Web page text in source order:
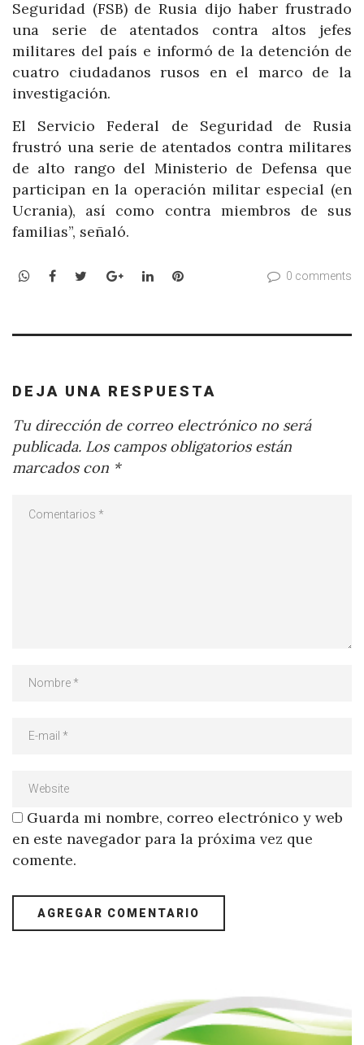
Seguridad (FSB) de Rusia dijo haber frustrado
una serie de atentados contra altos jefes
militares del país e informó de la detención de
cuatro ciudadanos rusos en el marco de la
investigación.
El Servicio Federal de Seguridad de Rusia
frustró una serie de atentados contra militares
de alto rango del Ministerio de Defensa que
participan en la operación militar especial (en
Ucrania), así como contra miembros de sus
familias”, señaló.
WhatsApp
Facebook
TwitterGoogle+LinkedInPinterest 0 comments
DEJA UNA RESPUESTA
Tu dirección de correo electrónico no será
publicada. Los campos obligatorios están
marcados con *
Guarda mi nombre, correo electrónico y web
en este navegador para la próxima vez que
comente.